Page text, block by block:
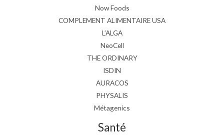
Now Foods
COMPLEMENT ALIMENTAIRE USA
L’ALGA
NeoCell
THE ORDINARY
ISDIN
AURACOS
PHYSALIS
Métagenics
Santé